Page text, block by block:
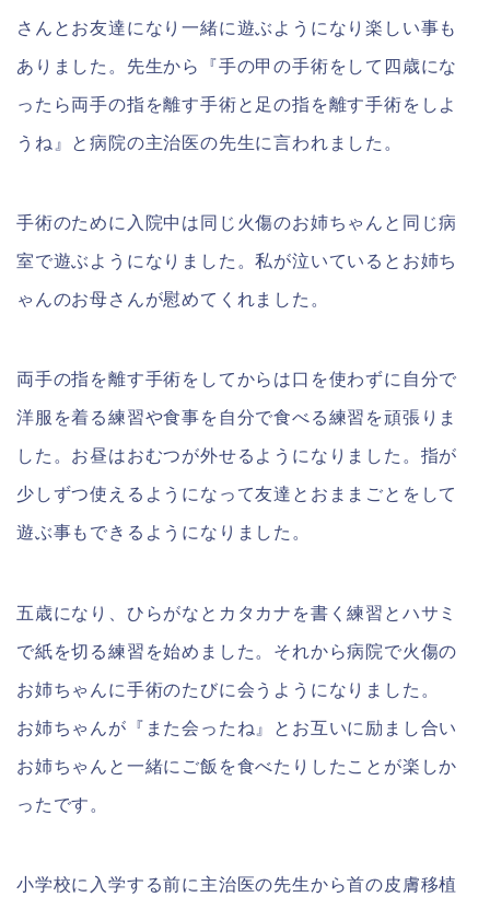
さんとお友達になり一緒に遊ぶようになり楽しい事も
ありました。先生から『手の甲の手術をして四歳にな
ったら両手の指を離す手術と足の指を離す手術をしよ
うね』と病院の主治医の先生に言われました。
手術のために入院中は同じ火傷のお姉ちゃんと同じ病
室で遊ぶようになりました。私が泣いているとお姉ち
ゃんのお母さんが慰めてくれました。
両手の指を離す手術をしてからは口を使わずに自分で
洋服を着る練習や食事を自分で食べる練習を頑張りま
した。お昼はおむつが外せるようになりました。指が
少しずつ使えるようになって友達とおままごとをして
遊ぶ事もできるようになりました。
五歳になり、ひらがなとカタカナを書く練習とハサミ
で紙を切る練習を始めました。それから病院で火傷の
お姉ちゃんに手術のたびに会うようになりました。
お姉ちゃんが『また会ったね』とお互いに励まし合い
お姉ちゃんと一緒にご飯を食べたりしたことが楽しか
ったです。
小学校に入学する前に主治医の先生から首の皮膚移植